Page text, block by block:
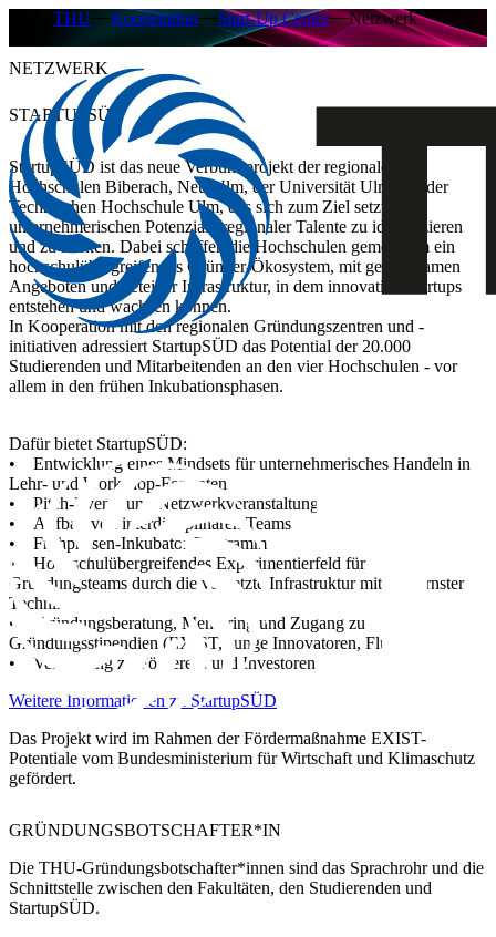
THU Kooperation Start-Up Center Netzwerk
NETZWERK
STARTUPSÜD
StartupSÜD ist das neue Verbundprojekt der regionalen
Hochschulen Biberach, Neu-Ulm, der Universität Ulm und der
Technischen Hochschule Ulm, das sich zum Ziel setzt, die
unternehmerischen Potenziale regionaler Talente zu identifizieren
und zu stärken. Dabei schaffen die Hochschulen gemeinsam ein
hochschulübergreifendes Gründer-Ökosystem, mit gemeinsamen
Angeboten und geteilter Infrastruktur, in dem innovative Startups
entstehen und wachsen können.
In Kooperation mit den regionalen Gründungszentren und -
initiativen adressiert StartupSÜD das Potential der 20.000
Studierenden und Mitarbeitenden an den vier Hochschulen - vor
allem in den frühen Inkubationsphasen.
Dafür bietet StartupSÜD:
• Entwicklung eines Mindsets für unternehmerisches Handeln in
Lehr- und Workshop-Formaten
• Pitch-Events und Netzwerkveranstaltungen
• Aufbau von interdisziplinären Teams
• Frühphasen-Inkubator-Programm
• Hochschulübergreifendes Experimentierfeld für
Gründungsteams durch die vernetzte Infrastruktur mit modernster
Technik
• Gründungsberatung, Mentoring und Zugang zu
Gründungsstipendien (EXIST, Junge Innovatoren, Flügge)
• Vernetzung zu Förderern und Investoren
Weitere Informationen zu StartupSÜD
Das Projekt wird im Rahmen der Fördermaßnahme EXIST-
Potentiale vom Bundesministerium für Wirtschaft und Klimaschutz
gefördert.
GRÜNDUNGSBOTSCHAFTER*IN
Die THU-Gründungsbotschafter*innen sind das Sprachrohrund die
Schnittstelle zwischen den Fakultäten, den Studierenden und
StartupSÜD.